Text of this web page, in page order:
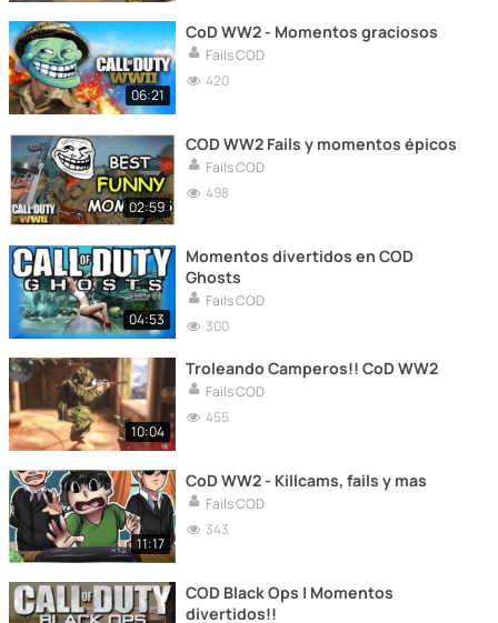
06:21
CoD WW2 - Momentos graciosos
Fails COD
420
02:59
COD WW2 Fails y momentos épicos
Fails COD
498
04:53
Momentos divertidos en COD
Ghosts
Fails COD
300
10:04
Troleando Camperos!! CoD WW2
Fails COD
455
11:17
CoD WW2 - Killcams, fails y mas
Fails COD
343
COD Black Ops | Momentos
divertidos!!